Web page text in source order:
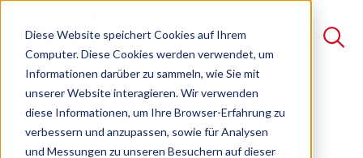
Diese Website speichert Cookies auf Ihrem
Computer. Diese Cookies werden verwendet, um
Informationen darüber zu sammeln, wie Sie mit
unserer Website interagieren. Wir verwenden
diese Informationen, um Ihre Browser-Erfahrung zu
verbessern und anzupassen, sowie für Analysen
und Messungen zu unseren Besuchern auf dieser
Suche
Es gibt keine Vorschläge, da das Suchfeld leer ist.
Service-, Wartungs-